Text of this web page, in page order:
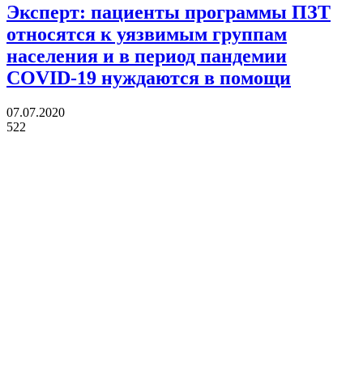
Эксперт: пациенты программы ПЗТ
относятся к уязвимым группам
населения и в период пандемии
COVID-19 нуждаются в помощи
07.07.2020
522